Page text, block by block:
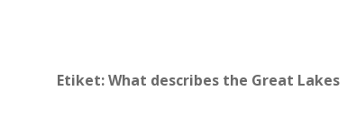
Etiket:What describes the Great Lakes